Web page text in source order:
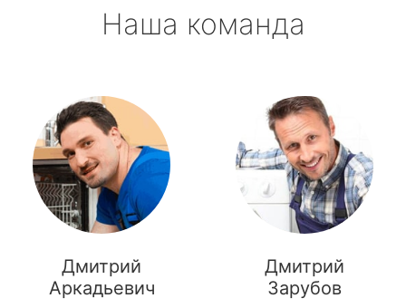
Наша команда
Дмитрий
Аркадьевич
Дмитрий
Зарубов